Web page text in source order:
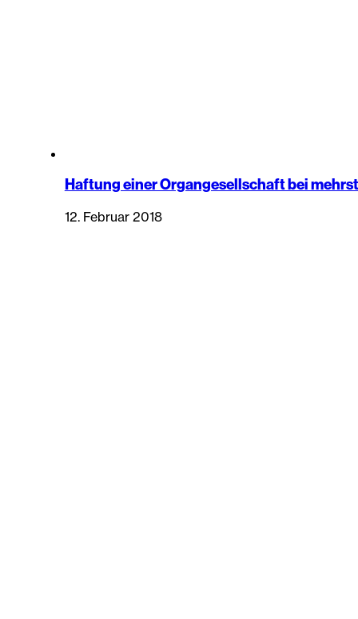
Haftung einer Organgesellschaft bei
12. Februar 2018